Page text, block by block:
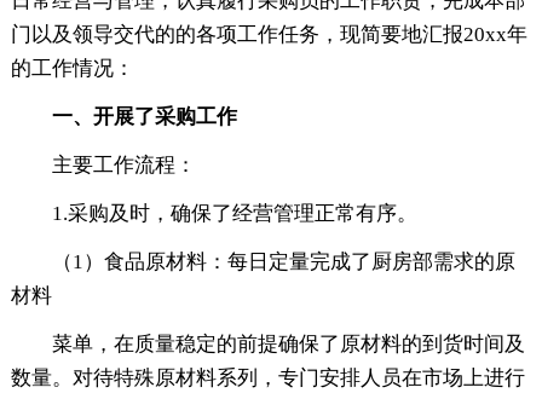
门以及领导交代的的各项工作任务，现简要地汇报20xx年
的工作情况：
一、开展了采购工作
主要工作流程：
1.采购及时，确保了经营管理正常有序。
（1）食品原材料：每日定量完成了厨房部需求的原
材料
菜单，在质量稳定的前提确保了原材料的到货时间及
数量。对待特殊原材料系列，专门安排人员在市场上进行